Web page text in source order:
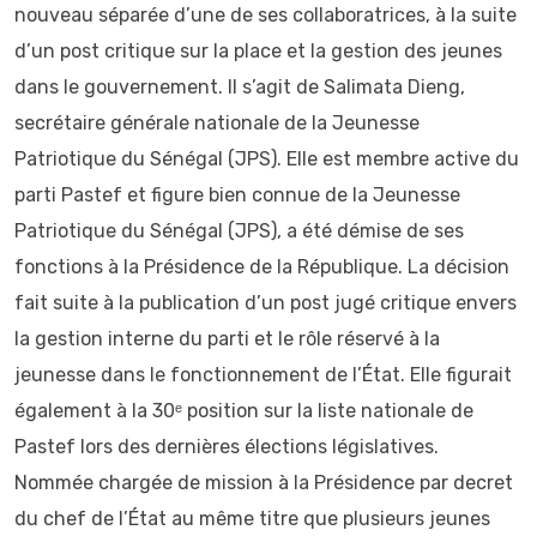
nouveau séparée d’une de ses collaboratrices, à la suite
d’un post critique sur la place et la gestion des jeunes
dans le gouvernement. Il s’agit de Salimata Dieng,
secrétaire générale nationale de la Jeunesse
Patriotique du Sénégal (JPS). Elle est membre active du
parti Pastef et figure bien connue de la Jeunesse
Patriotique du Sénégal (JPS), a été démise de ses
fonctions à la Présidence de la République. La décision
fait suite à la publication d’un post jugé critique envers
la gestion interne du parti et le rôle réservé à la
jeunesse dans le fonctionnement de l’État. Elle figurait
également à la 30ᵉ position sur la liste nationale de
Pastef lors des dernières élections législatives.
Nommée chargée de mission à la Présidence par decret
du chef de l’État au même titre que plusieurs jeunes